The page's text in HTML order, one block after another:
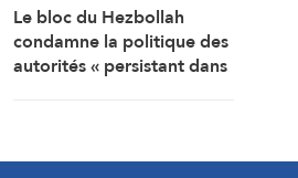
Le bloc du Hezbollah
condamne la politique des
autorités « persistant dans